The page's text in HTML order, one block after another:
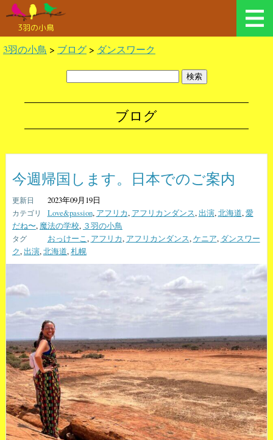
3羽の小鳥
3羽の小鳥 > ブログ > ダンスワーク
ブログ
今週帰国します。日本でのご案内
2023年09月19日
Love&passion, アフリカ, アフリカンダンス,出演,北海道,愛
だね〜, 魔法の学校, ３羽の小鳥
おっけーこ, アフリカ, アフリカンダンス,ケニア, ダンスワー
ク,出演,北海道,札幌